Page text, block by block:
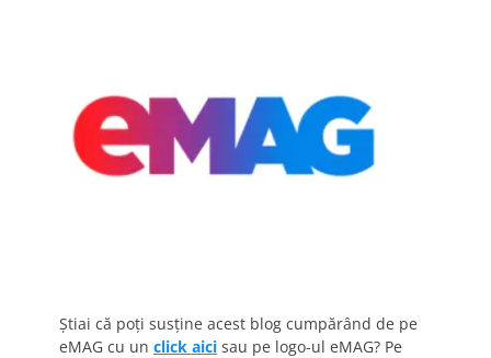
Știai că poți susține acest blog cumpărând de pe
eMAG cu un click aici sau pe logo-ul eMAG? Pe